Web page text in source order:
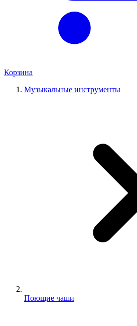
Корзина
Музыкальные инструменты
Поющие чаши